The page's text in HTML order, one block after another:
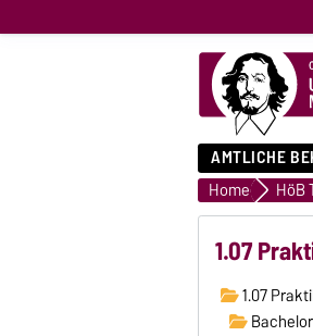
AMTLICHE
Home HöB
1.07
1.07